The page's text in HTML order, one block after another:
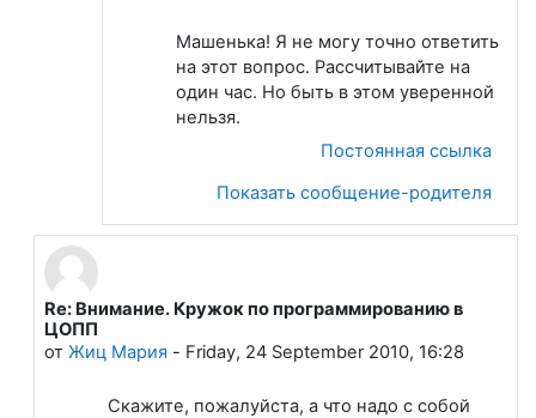
Машенька! Я не могу точно ответить
на этот вопрос. Рассчитывайте на
один час. Но быть в этом уверенной
нельзя.
Постоянная ссылка
Показать сообщение-родителя
В ответ на Лапшева Елена Евгеньевна
Re: Внимание. Кружок по программированию в
ЦОПП
от Жиц Мария - Friday, 24 September 2010, 16:28
Скажите, пожалуйста, а что надо с собой